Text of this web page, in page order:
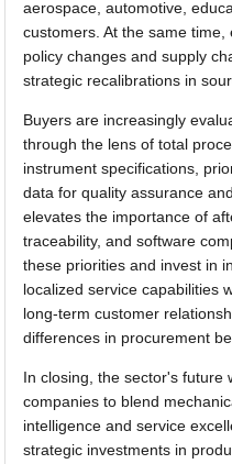
aerospace, automotive,
customers. At the same
policy changes and supply
strategic recalibrations in
Buyers are increasingly
through the lens of total
instrument specifications,
data for quality assurance
elevates the importance of
traceability, and software
these priorities and invest in
localized service capabilities
long-term customer
differences in procurement
In closing, the sector's future
companies to blend
intelligence and service
strategic investments in